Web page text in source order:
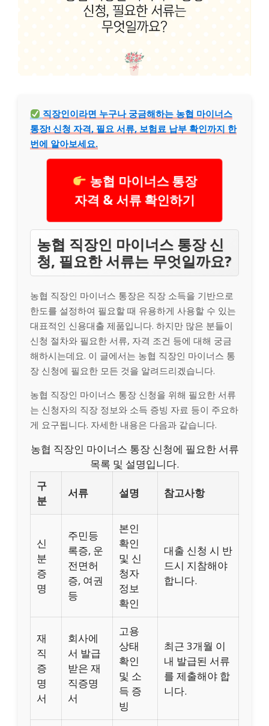
직장인이라면 누구나 궁금해하는 농협 마이너스
통장! 신청 자격, 필요 서류, 보험료 납부 확인까지 한
번에 알아보세요.
농협 마이너스 통장
자격 & 서류 확인하기
농협 직장인 마이너스 통장 신
청, 필요한 서류는 무엇일까요?
농협 직장인 마이너스 통장은 직장 소득을 기반으로
한도를 설정하여 필요할 때 유용하게 사용할 수 있는
대표적인 신용대출 제품입니다. 하지만 많은 분들이
신청 절차와 필요한 서류, 자격 조건 등에 대해 궁금
해하시는데요. 이 글에서는 농협 직장인 마이너스 통
장 신청에 필요한 모든 것을 알려드리겠습니다.
농협 직장인 마이너스 통장 신청을 위해 필요한 서류
는 신청자의 직장 정보와 소득 증빙 자료 등이 주요하
게 요구됩니다. 자세한 내용은 다음과 같습니다.
농협 직장인 마이너스 통장 신청에 필요한 서류
목록 및 설명입니다.
구
분
서류 설명 참고사항
신
분
증
명
주민등
록증, 운
전면허
증, 여권
등
본인
확인
및 신
청자
정보
확인
대출 신청 시 반
드시 지참해야
합니다.
재
직
증
명
서
회사에
서 발급
받은 재
직증명
서
고용
상태
확인
및 소
득 증
빙
최근 3개월 이
내 발급된 서류
를 제출해야 합
니다.